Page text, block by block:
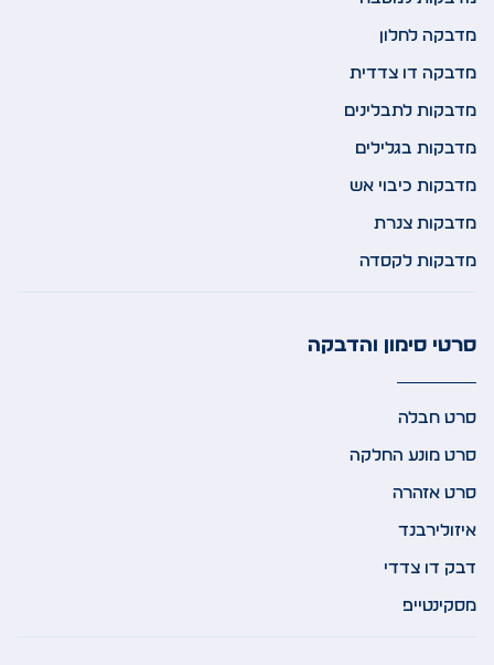
מדבקה לחלון
מדבקה דו צדדית
מדבקות לתבלינים
מדבקות בגלילים
מדבקות כיבוי אש
מדבקות צנרת
מדבקות לקסדה
סרטי סימון והדבקה
סרט חבלה
סרט מונע החלקה
סרט אזהרה
איזולירבנד
דבק דו צדדי
מסקינטייפ